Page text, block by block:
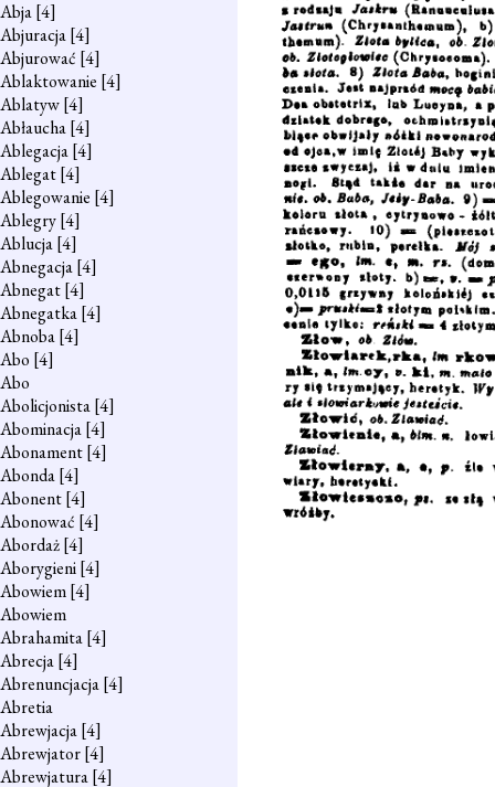
Abja[4]
Abjuracja[4]
Abjurować [4]
Ablaktowanie [4]
Ablatyw[4]
Abłaucha[4]
Ablegacja[4]
Ablegat[4]
Ablegowanie [4]
Ablegry[4]
Ablucja[4]
Abnegacja[4]
Abnegat[4]
Abnegatka[4]
Abnoba[4]
Abo [4]
Abo
Abolicjonista[4]
Abominacja[4]
Abonament[4]
Abonda[4]
Abonent[4]
Abonować [4]
Abordaż[4]
Aborygieni[4]
Abowiem[4]
Abowiem
Abrahamita[4]
Abrecja[4]
Abrenuncjacja[4]
Abretia
Abrewjacja[4]
Abrewjator[4]
Abrewjatura[4]